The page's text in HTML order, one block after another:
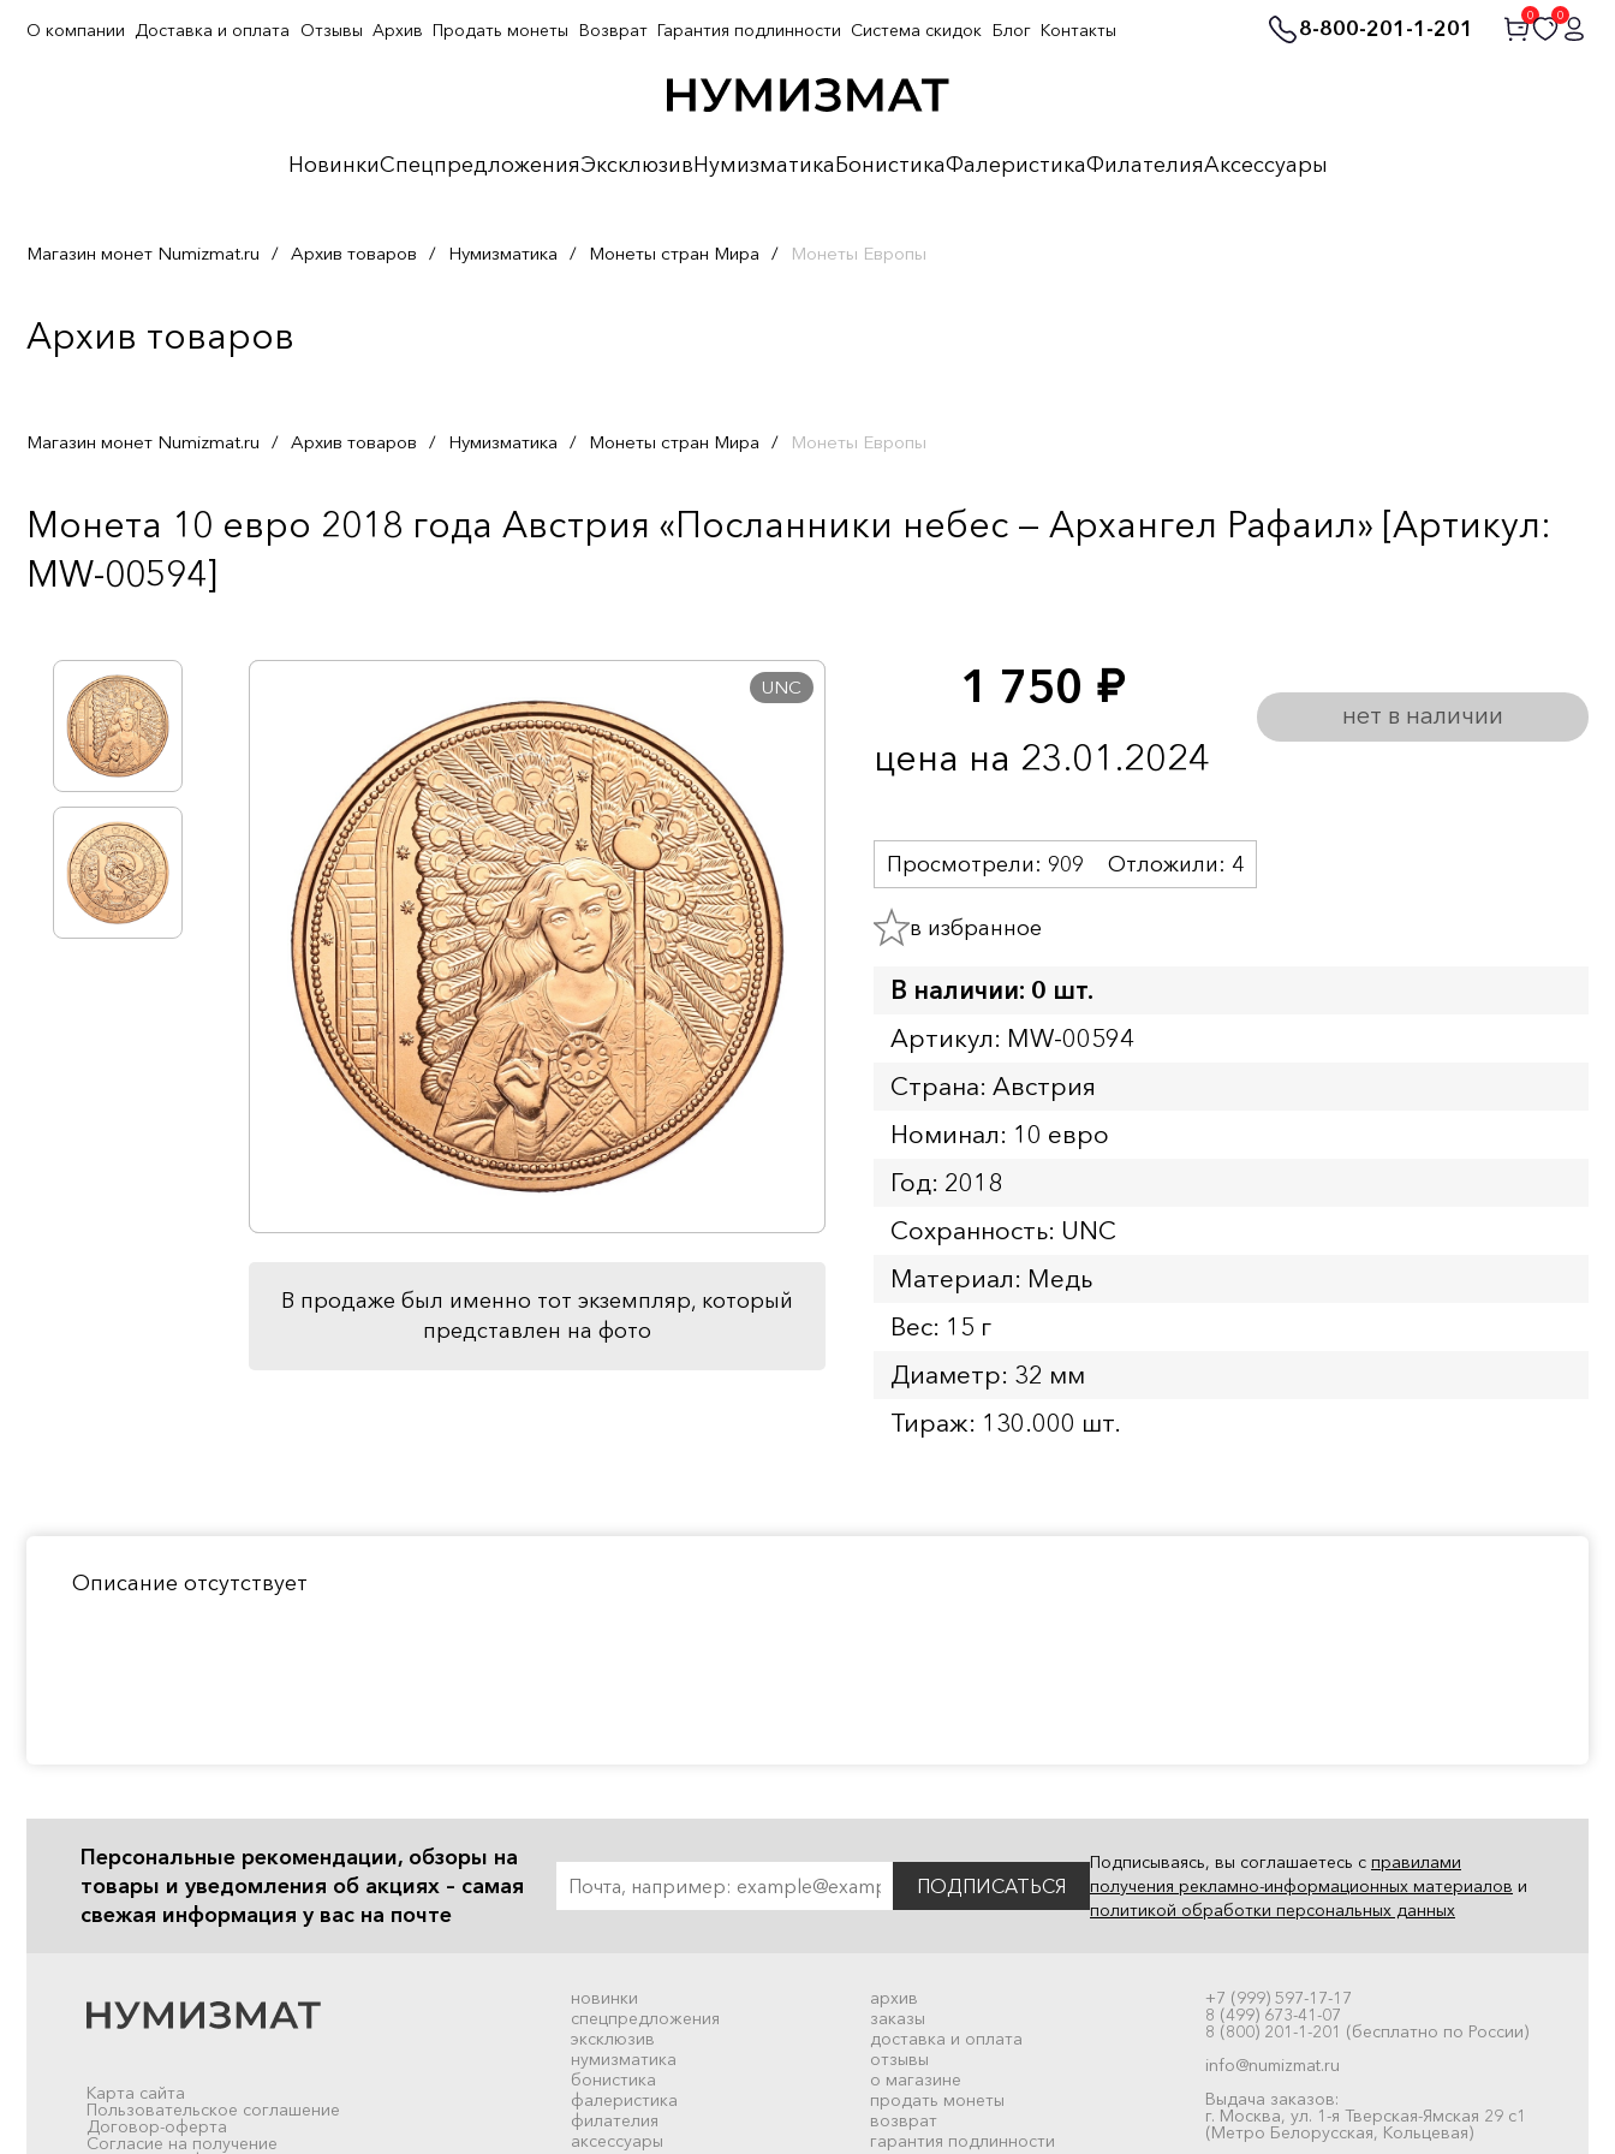
8-800-201-1-201
0 0
НовинкиСпецпредложенияЭксклюзивНумизматикаБонистикаФалеристикаФилателияАксессуары
О компании Доставка и оплата Отзывы Архив Продать монеты Возврат Гарантия подлинности Система скидок Блог Контакты
Магазин монет Numizmat.ru / Архив товаров / Нумизматика / Монеты стран Мира / Монеты Европы
Архив товаров
Магазин монет Numizmat.ru / Архив товаров / Нумизматика / Монеты стран Мира / Монеты Европы
Монета 10 евро 2018 года Австрия «Посланники небес — Архангел Рафаил» [Артикул:
MW-00594]
UNC
В продаже был именно тот экземпляр, который
представлен на фото
1 750 руб.
цена на 23.01.2024
нет в наличии
Просмотрели: 909 Отложили: 4
в избранное
В наличии: 0 шт.
Артикул: MW-00594
Страна: Австрия
Номинал: 10 евро
Год: 2018
Сохранность: UNC
Материал: Медь
Вес: 15 г
Диаметр: 32 мм
Тираж: 130.000 шт.
Описание отсутствует
Персональные рекомендации, обзоры на
товары и уведомления об акциях – самая
свежая информация у вас на почте
ПОДПИСАТЬСЯ
Подписываясь, вы соглашаетесь с правилами
получения рекламно-информационных материалов и
политикой обработки персональных данных
новинки
спецпредложения
эксклюзив
нумизматика
бонистика
фалеристика
филателия
аксессуары
архив
заказы
доставка и оплата
отзывы
о магазине
продать монеты
возврат
гарантия подлинности
+7 (999) 597-17-17
8 (499) 673-41-07
8 (800) 201-1-201 (бесплатно по России)
info@numizmat.ru
Выдача заказов:
г. Москва, ул. 1-я Тверская-Ямская 29 с1
(Метро Белорусская, Кольцевая)
Карта сайта
Пользовательское соглашение
Договор-оферта
Согласие на получение